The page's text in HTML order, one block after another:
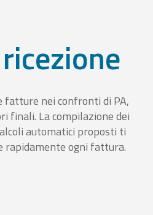
fatture nei confronti di PA,
finali. La compilazione dei
automatici proposti ti
rapidamente ogni fattura.